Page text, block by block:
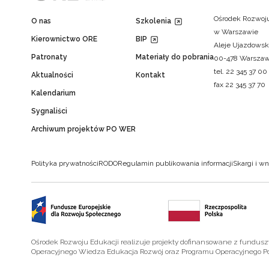
O nas
Kierownictwo ORE
Patronaty
Aktualności
Kalendarium
Sygnaliści
Archiwum projektów PO WER
Szkolenia
BIP
Materiały do pobrania
Kontakt
Ośrodek
w Warszawie
Aleje
00-478
tel. 22 345 37 00
fax 22 345 37 70
Polityka prywatnościRODORegulamin publikowania informacjiSkargi i
Ośrodek Rozwoju Edukacji realizuje projekty dofinansowane z
Operacyjnego Wiedza Edukacja Rozwój oraz Programu Operacyjnego